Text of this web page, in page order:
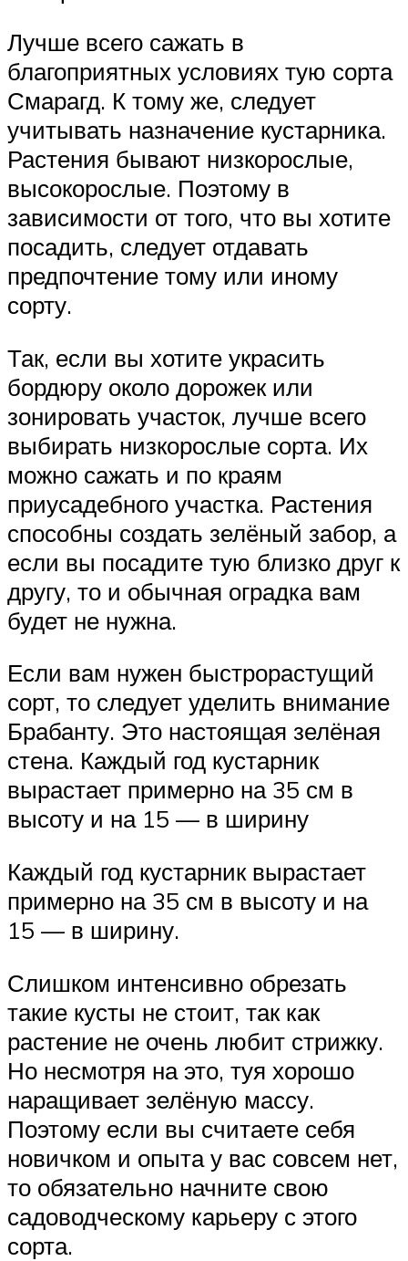
Лучше всего сажать в
благоприятных условиях тую сорта
Смарагд. К тому же, следует
учитывать назначение кустарника.
Растения бывают низкорослые,
высокорослые. Поэтому в
зависимости от того, что вы хотите
посадить, следует отдавать
предпочтение тому или иному
сорту.
Так, если вы хотите украсить
бордюру около дорожек или
зонировать участок, лучше всего
выбирать низкорослые сорта. Их
можно сажать и по краям
приусадебного участка. Растения
способны создать зелёный забор, а
если вы посадите тую близко друг к
другу, то и обычная оградка вам
будет не нужна.
Если вам нужен быстрорастущий
сорт, то следует уделить внимание
Брабанту. Это настоящая зелёная
стена. Каждый год кустарник
вырастает примерно на 35 см в
высоту и на 15 — в ширину
Каждый год кустарник вырастает
примерно на 35 см в высоту и на
15 — в ширину.
Слишком интенсивно обрезать
такие кусты не стоит, так как
растение не очень любит стрижку.
Но несмотря на это, туя хорошо
наращивает зелёную массу.
Поэтому если вы считаете себя
новичком и опыта у вас совсем нет,
то обязательно начните свою
садоводческому карьеру с этого
сорта.